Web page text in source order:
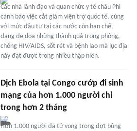
Các nhà lãnh đạo và quan chức y tế châu Phi
cảnh báo việc cắt giảm viện trợ quốc tế, cùng
với mức đầu tư tại các nước còn hạn chế,
đang đe dọa những thành quả trong phòng,
chống HIV/AIDS, sốt rét và bệnh lao mà lục địa
này đạt được trong nhiều thập niên.
Dịch Ebola tại Congo cướp đi sinh
mạng của hơn 1.000 người chỉ
trong hơn 2 tháng
Hơn 1.000 người đã tử vong trong đợt bùng